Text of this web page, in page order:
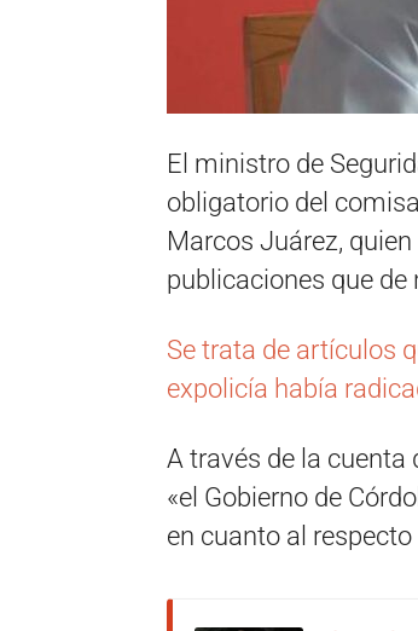
El ministro de
obligatorio del
Marcos Juárez,
publicaciones que
Se trata de artículos
expolicía había
A través de la cuenta
«el Gobierno de
en cuanto al